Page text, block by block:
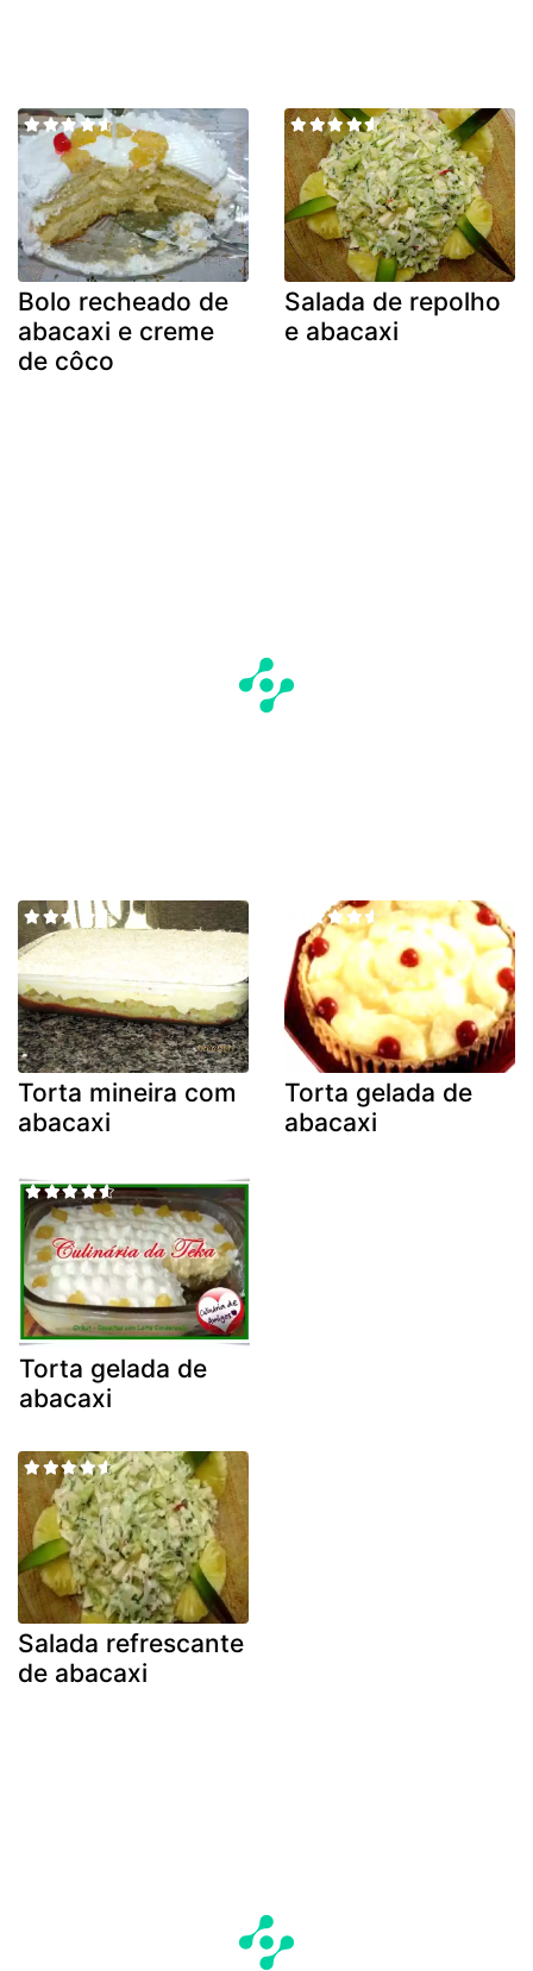
Bolo recheado de
abacaxi e creme
de côco
Salada de repolho
e abacaxi
Torta mineira com
abacaxi
Torta gelada de
abacaxi
Torta gelada de
abacaxi
Salada refrescante
de abacaxi